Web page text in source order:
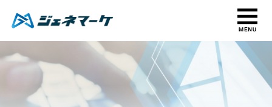
私たちについて
D2C立ち上げ支援